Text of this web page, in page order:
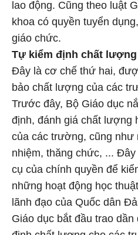
lao động. Cũng theo luật
khoa có quyền tuyển
giáo chức.
Tự kiểm định chất lượng
Đây là cơ chế thứ hai,
bảo chất lượng của các
Trước đây, Bộ Giáo dục
định, đánh giá chất lượng
của các trường, cũng như
nhiệm, thăng chức, ...
cụ của chính quyền để
những hoạt động học
lãnh đạo của Quốc dân
Giáo dục bắt đầu trao